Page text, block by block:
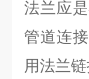
法兰应
管道连
用法兰链